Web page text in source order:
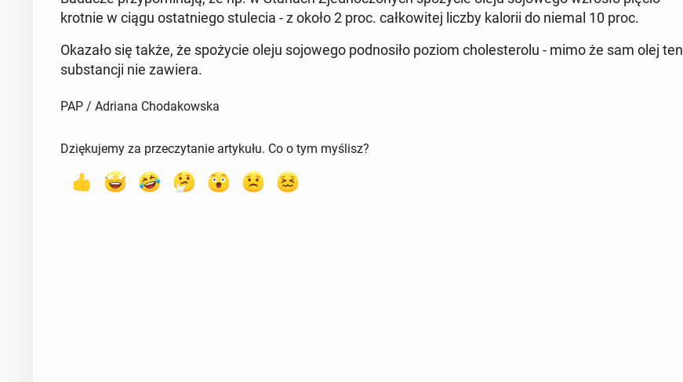
krot­nie w ciągu ostat­nie­go stu­le­cia - z około 2 proc. cał­ko­wi­tej liczby kalorii do niemal 10 proc.
Okazało się także, że spo­ży­cie oleju so­jo­we­go pod­no­si­ło poziom cho­le­ste­ro­lu - mimo że sam olej ten
sub­stan­cji nie zawiera.
PAP / Adriana Chodakowska
Dziękujemy za przeczytanie artykułu. Co o tym myślisz?